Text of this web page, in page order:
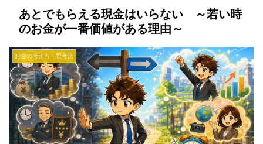
あとでもらえる現金はいらない ～若い時
のお金が一番価値がある理由～
お金の考え方・思考法